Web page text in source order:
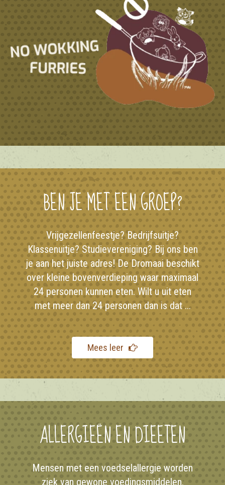
BEN JE MET EEN GROEP?
Vrijgezellenfeestje? Bedrijfsuitje?
Klassenuitje? Studievereniging? Bij ons ben
je aan het juiste adres! De Dromaai beschikt
over kleine bovenverdieping waar maximaal
24 personen kunnen eten. Wilt u uit eten
met meer dan 24 personen dan is dat ...
Mees leer
ALLERGIEËN EN DIEETEN
Mensen met een voedselallergie worden
ziek van gewone voedingsmiddelen.